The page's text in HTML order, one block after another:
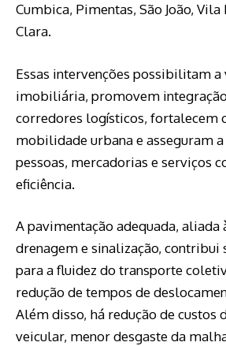
Cumbica, Pimentas, São João, Vila
Clara.
Essas intervenções possibilitam
imobiliária, promovem
corredores logísticos, fortalecem
mobilidade urbana e asseguram
pessoas, mercadorias e serviços
eficiência.
A pavimentação adequada,
drenagem e sinalização,
para a fluidez do transporte
redução de tempos de
Além disso, há redução de custos
veicular, menor desgaste da